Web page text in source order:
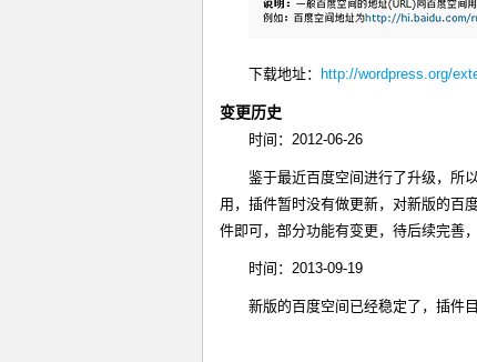
下载地址： http://wordpress.org/
变更历史
时间：2012-06-26
鉴于最近百度空间进行了升级，所
用，插件暂时没有做更新，对新版的百
件即可，部分功能有变更，待后续完善
时间：2013-09-19
新版的百度空间已经稳定了，插件